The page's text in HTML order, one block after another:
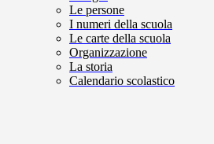
Le persone
I numeri della scuola
Le carte della scuola
Organizzazione
La storia
Calendario scolastico